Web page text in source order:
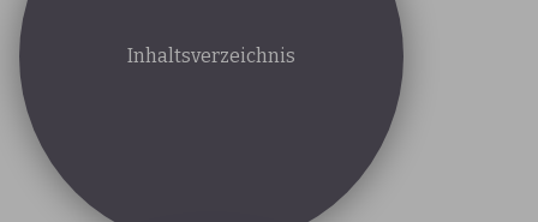
Inhaltsverzeichnis